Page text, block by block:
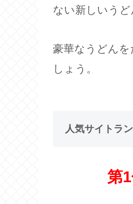
ない新しいう
豪華なうどん
しょう。
人気サイトラ
第